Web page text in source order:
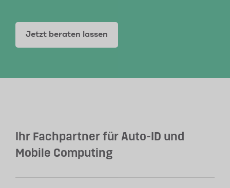
Jetzt beraten lassen
Ihr Fachpartner für Auto-ID und
Mobile Computing